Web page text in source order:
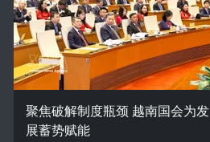
聚焦破解制度瓶颈 越南国会为发
展蓄势赋能